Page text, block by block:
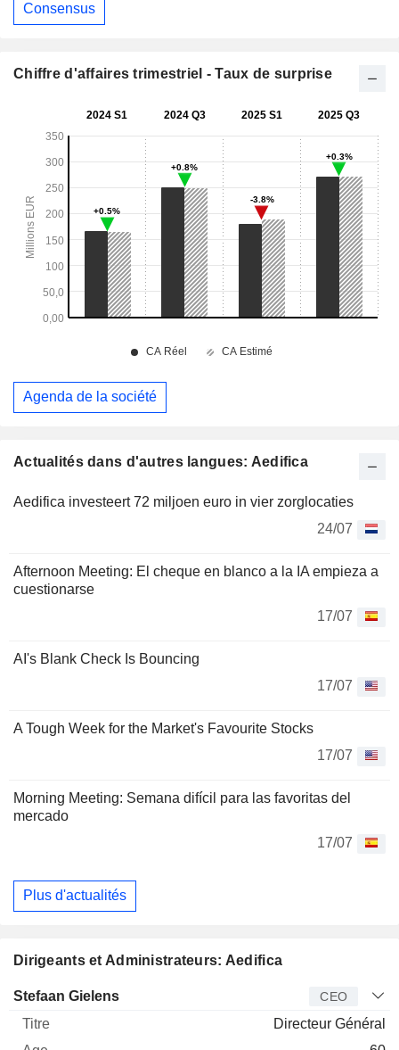
Actualités dans d'autres langues: Aedifica
Aedifica investeert 72 miljoen euro in vier zorglocaties
24/07
Afternoon Meeting: El cheque en blanco a la IA empieza a
cuestionarse
17/07
AI's Blank Check Is Bouncing
17/07
A Tough Week for the Market's Favourite Stocks
17/07
Morning Meeting: Semana difícil para las favoritas del
mercado
17/07
Plus d'actualités
Dirigeants et Administrateurs: Aedifica
Dirigeant Titre Age
Stefaan Gielens CEO
Directeur Général
Consensus
Chiffre d'affaires trimestriel - Taux de surprise
Agenda de la société